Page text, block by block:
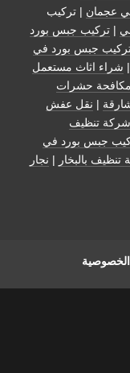
عجمان | تركيب
| تركيب جبس بورد
جبس بورد في
| شراء اثاث مستعمل
حشرات
| نقل عفش
شركة تنظيف
جبس بورد في
بالبخار | نجار